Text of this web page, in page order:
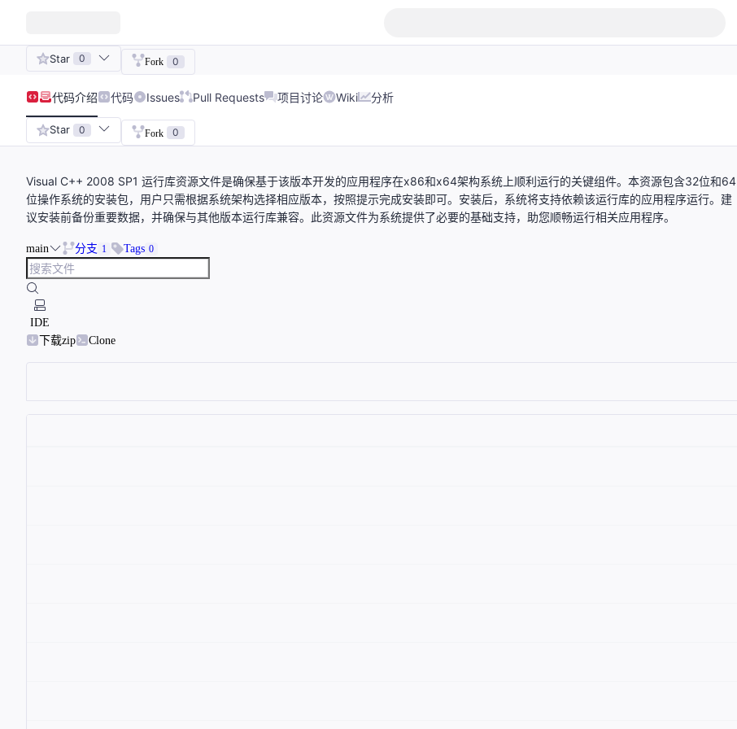
Star 0 Fork 0
代码介绍 代码 Issues Pull Requests 项目讨论 Wiki 分析
Star 0 Fork 0
Visual C++ 2008 SP1 运行库资源文件是确保基于该版本开发的应用程序在x86和x64架构系统上顺利运行的关键组件。本资源包含32位和64
位操作系统的安装包，用户只需根据系统架构选择相应版本，按照提示完成安装即可。安装后，系统将支持依赖该运行库的应用程序运行。建
议安装前备份重要数据，并确保与其他版本运行库兼容。此资源文件为系统提供了必要的基础支持，助您顺畅运行相关应用程序。
main 分支 1 Tags 0
IDE
下载zip
Clone